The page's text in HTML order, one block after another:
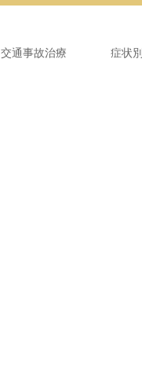
交通事故治療 症状別